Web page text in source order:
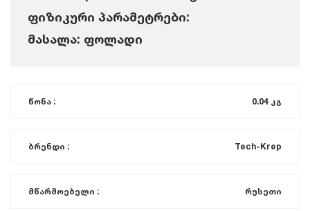
ფიზიკური პარამეტრები:
მასალა: ფოლადი
წონა : 0.04 კგ
ბრენდი : Tech-Krep
მწარმოებელი : რუსეთი